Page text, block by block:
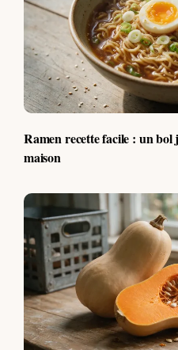
Ramen recette facile : un bol
maison